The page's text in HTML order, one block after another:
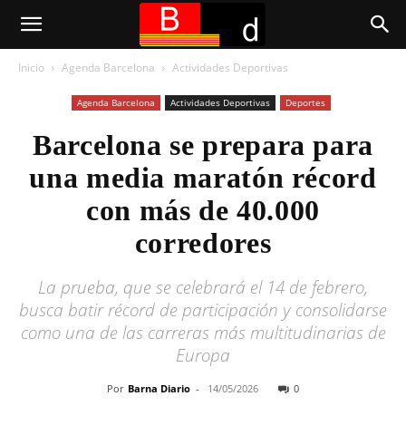
Inicio Agenda Barcelona Actividades Deportivas
Agenda Barcelona Actividades Deportivas Deportes
Barcelona se prepara para
una media maratón récord
con más de 40.000
corredores
La prueba, que se celebrará el 14 de febrero,
busca batir récord de participación y consolidarse
como una de las carreras más multitudinarias de
Europa
Por Barna Diario - 14/05/2026 0